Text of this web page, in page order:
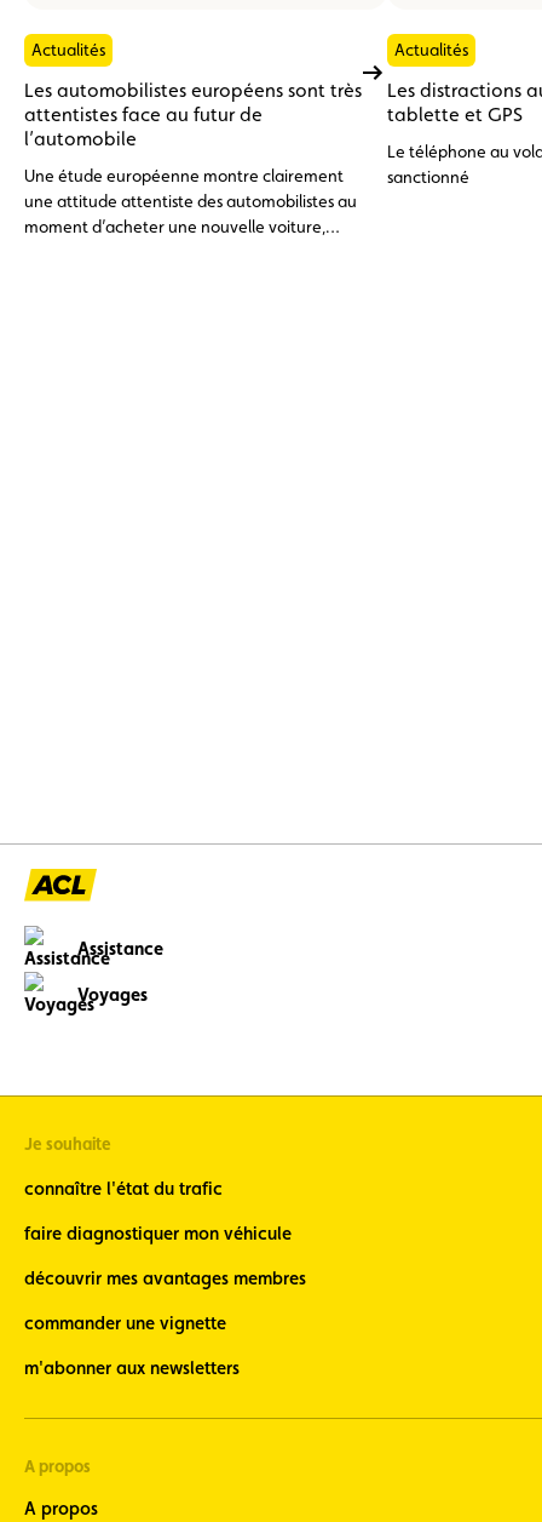
Actualités
Les automobilistes européens sont très
attentistes face au futur de
l’automobile
Une étude européenne montre clairement
une attitude attentiste des automobilistes au
moment d’acheter une nouvelle voiture,
Actualités
Les distractions
tablette et GPS
Le téléphone au
sanctionné
Assistance
Voyages
Je souhaite
connaître l'état du trafic
faire diagnostiquer mon véhicule
découvrir mes avantages membres
commander une vignette
m'abonner aux newsletters
A propos
A propos